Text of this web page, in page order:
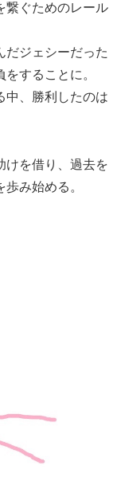
繋ぐためのレール
だジェシーだった
することに。
中、勝利したのは
けを借り、過去を
み始める。